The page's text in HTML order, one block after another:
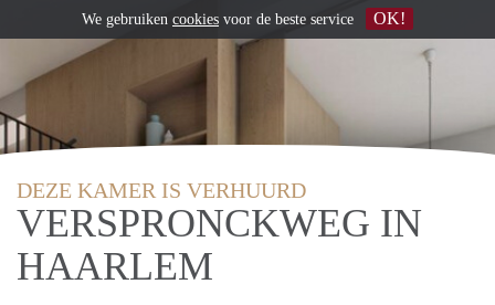
DEZE KAMER IS VERHUURD
VERSPRONCKWEG IN
HAARLEM
We gebruiken cookies voor de beste service OK!